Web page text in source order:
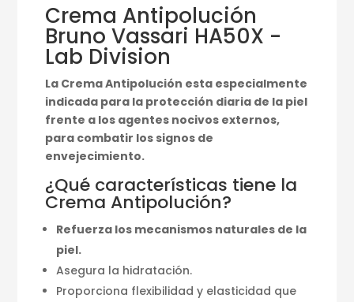
Crema Antipolución
Bruno Vassari HA50X -
Lab Division
La Crema Antipolución esta especialmente
indicada para la protección diaria de la piel
frente a los agentes nocivos externos,
para combatir los signos de
envejecimiento.
¿Qué características tiene la
Crema Antipolución?
Refuerza los mecanismos naturales de la
piel.
Asegura la hidratación.
Proporciona flexibilidad y elasticidad que